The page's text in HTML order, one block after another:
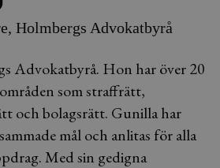
Holmbergs Advokatbyrå
Advokatbyrå. Hon har över 20
som straffrätt,
och bolagsrätt. Gunilla har
mål och anlitas för alla
Med sin gedigna